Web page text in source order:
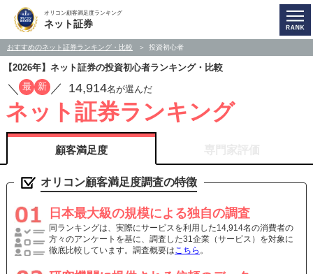
オリコン顧客満足度ランキング
ネット証券
おすすめのネット証券ランキング・比較 投資初心者
【2026年】ネット証券の投資初心者ランキング・比較
／ 最 新 ／ 14,914名が選んだ
ネット証券ランキング
顧客満足度
オリコン顧客満足度調査の特徴
日本最大級の規模による独自の調査
同ランキングは、実際にサービスを利用した14,914名の消費者の
方々のアンケートを基に、調査した31企業（サービス）を対象に
徹底比較しています。調査概要はこちら 。